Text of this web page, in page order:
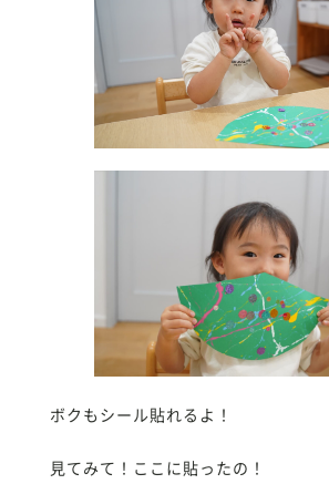
ボクもシール貼れるよ！
見てみて！ここに貼ったの！